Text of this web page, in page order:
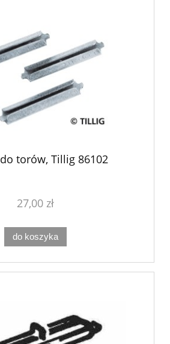
do torów, Tillig 86102
27,00 zł
do koszyka